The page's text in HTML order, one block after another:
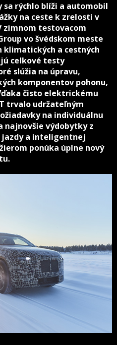
sa rýchlo blíži a automobil
na ceste k zrelosti v
zimnom testovacom
vo švédskom meste
klimatických a cestných
celkové testy
slúžia na úpravu,
komponentov pohonu,
čisto elektrickému
trvalo udržateľným
na individuálnu
najnovšie výdobytky z
a inteligentnej
ponúka úplne nový